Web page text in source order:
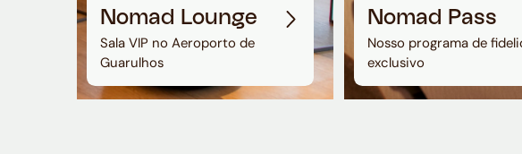
Nomad Lounge
Sala VIP no Aeroporto de
Guarulhos
Nomad Pass
Nosso programa de
exclusivo